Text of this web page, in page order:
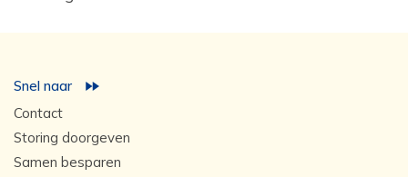
Snel naar
Contact
Storing doorgeven
Samen besparen